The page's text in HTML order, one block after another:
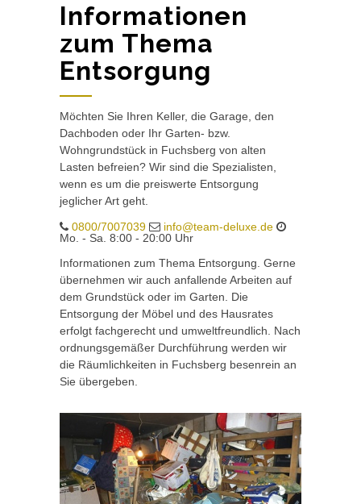
Informationen
zum Thema
Entsorgung
Möchten Sie Ihren Keller, die Garage, den
Dachboden oder Ihr Garten- bzw.
Wohngrundstück in Fuchsberg von alten
Lasten befreien? Wir sind die Spezialisten,
wenn es um die preiswerte Entsorgung
jeglicher Art geht.
0800/7007039
info@team-deluxe.de
Mo. - Sa. 8:00 - 20:00 Uhr
Informationen zum Thema Entsorgung. Gerne
übernehmen wir auch anfallende Arbeiten auf
dem Grundstück oder im Garten. Die
Entsorgung der Möbel und des Hausrates
erfolgt fachgerecht und umweltfreundlich. Nach
ordnungsgemäßer Durchführung werden wir
die Räumlichkeiten in Fuchsberg besenrein an
Sie übergeben.